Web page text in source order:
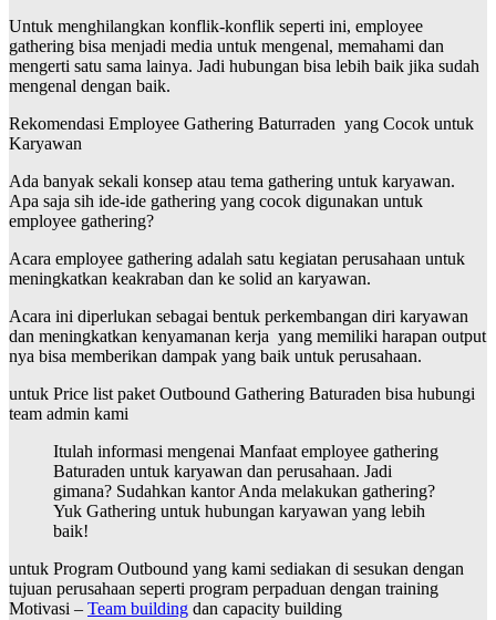
Untuk menghilangkan konflik-konflik seperti ini, employee
gathering bisa menjadi media untuk mengenal, memahami dan
mengerti satu sama lainya. Jadi hubungan bisa lebih baik jika sudah
mengenal dengan baik.
Rekomendasi Employee Gathering Baturraden yang Cocok untuk
Karyawan
Ada banyak sekali konsep atau tema gathering untuk karyawan.
Apa saja sih ide-ide gathering yang cocok digunakan untuk
employee gathering?
Acara employee gathering adalah satu kegiatan perusahaan untuk
meningkatkan keakraban dan ke solid an karyawan.
Acara ini diperlukan sebagai bentuk perkembangan diri karyawan
dan meningkatkan kenyamanan kerja yang memiliki harapan output
nya bisa memberikan dampak yang baik untuk perusahaan.
untuk Price list paket Outbound Gathering Baturaden bisa hubungi
team admin kami
Itulah informasi mengenai Manfaat employee gathering
Baturaden untuk karyawan dan perusahaan. Jadi
gimana? Sudahkan kantor Anda melakukan gathering?
Yuk Gathering untuk hubungan karyawan yang lebih
baik!
untuk Program Outbound yang kami sediakan di sesukan dengan
tujuan perusahaan seperti program perpaduan dengan training
Motivasi – Team building dan capacity building